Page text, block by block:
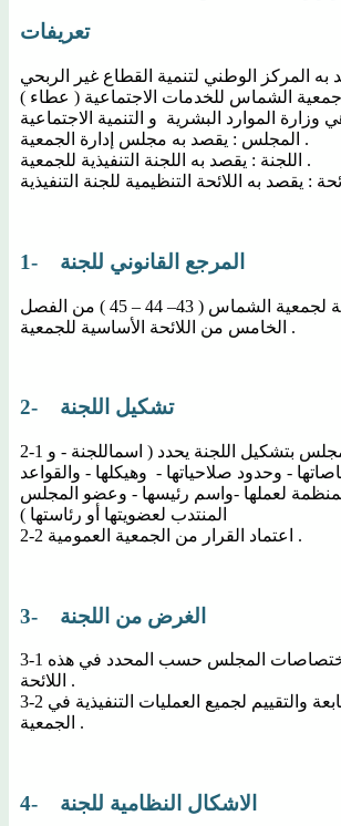
تعريفات
المجلس : يقصد به مجلس إدارة الجمعية .
اللجنة : يقصد به اللجنة التنفيذية للجمعية .
مواد اللائحة الأساسية لجمعية الشماس ( 43– 44 – 45 ) من الفصل
الخامس من اللائحة الأساسية للجمعية .
2- تشكيل اللجنة
2-1 اصدار قرار من المجلس بتشكيل اللجنة يحدد ( اسماللجنة - و
- وحدود صلاحياتها - وهيكلها - والقواعد
لعملها -واسم رئيسها - وعضو المجلس
2-2 اعتماد القرار من الجمعية العمومية .
3-1 ممارسة بعض اختصاصات المجلس حسب المحدد في هذه
اللائحة .
3-2 الاشراف و المتابعة والتقييم لجميع العمليات التنفيذية في
الجمعية .